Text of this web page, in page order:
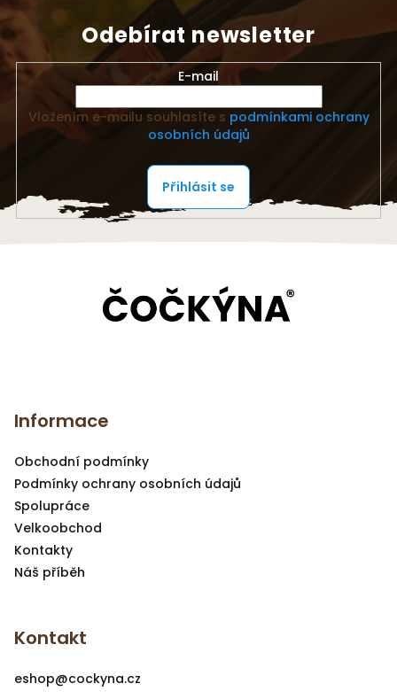
Odebírat newsletter
E-mail
Vložením e-mailu souhlasíte s podmínkami ochrany
osobních údajů
Přihlásit se
Informace
Obchodní podmínky
Podmínky ochrany osobních údajů
Spolupráce
Velkoobchod
Kontakty
Náš příběh
Kontakt
eshop@cockyna.cz